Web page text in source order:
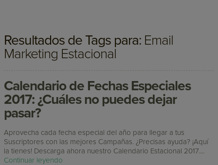
Resultados de Tags para: Email
Marketing Estacional
Calendario de Fechas Especiales
2017: ¿Cuáles no puedes dejar
pasar?
Aprovecha cada fecha especial del año para llegar a tus
Suscriptores con las mejores Campañas. ¿Precisas ayuda? ¡Aquí
la tienes! Descarga ahora nuestro Calendario Estacional 2017....
Continuar leyendo